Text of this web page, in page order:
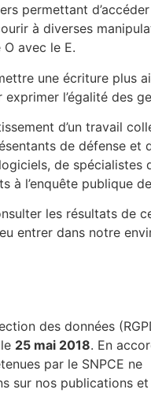
permettant
à diverses
avec le E.
une écriture plus
l’égalité des
d’un travail
de défense
de
l’enquête publique
les résultats de
entrer dans notre
des données
25 mai 2018. En
par le SNPCE ne
sur nos publications